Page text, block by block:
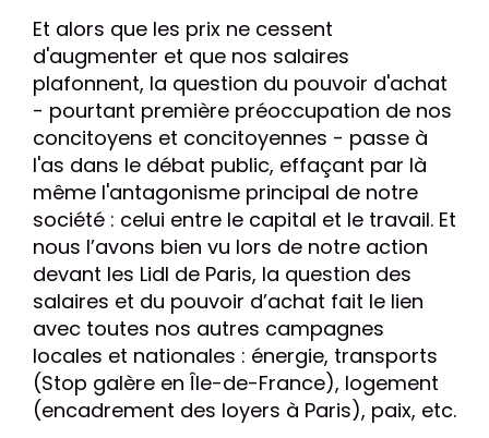
Et alors que les prix ne cessent
d'augmenter et que nos salaires
plafonnent, la question du pouvoir d'achat
- pourtant première préoccupation de nos
concitoyens et concitoyennes - passe à
l'as dans le débat public, effaçant par là
même l'antagonisme principal de notre
société : celui entre le capital et le travail. Et
nous l’avons bien vu lors de notre action
devant les Lidl de Paris, la question des
salaires et du pouvoir d’achat fait le lien
avec toutes nos autres campagnes
locales et nationales : énergie, transports
(Stop galère en Île-de-France), logement
(encadrement des loyers à Paris), paix, etc.